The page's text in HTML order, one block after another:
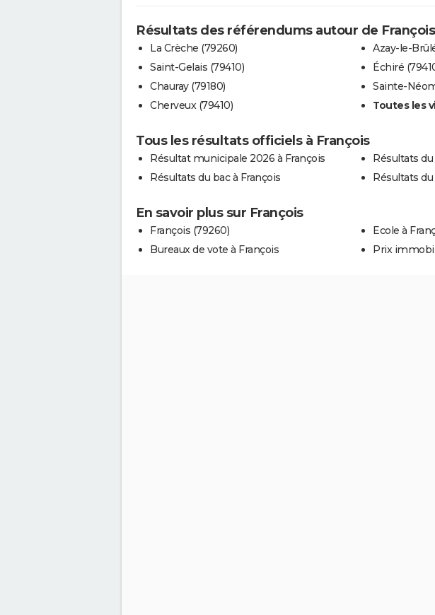
Résultats des référendums autour de François
La Crèche (79260)
Saint-Gelais (79410)
Chauray (79180)
Cherveux (79410)
Azay-le-
Échiré
Sainte-
Toutes les
Tous les résultats officiels à François
Résultat municipale 2026 à François
Résultats du bac à François
Résultats
Résultats
En savoir plus sur François
François (79260)
Bureaux de vote à François
Ecole à
Prix